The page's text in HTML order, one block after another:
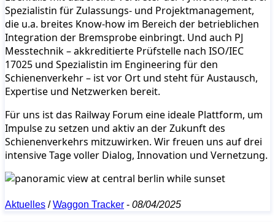
Spezialistin für Zulassungs- und Projektmanagement,
die u.a. breites Know-how im Bereich der betrieblichen
Integration der Bremsprobe einbringt. Und auch PJ
Messtechnik – akkreditierte Prüfstelle nach ISO/IEC
17025 und Spezialistin im Engineering für den
Schienenverkehr – ist vor Ort und steht für Austausch,
Expertise und Netzwerken bereit.
Für uns ist das Railway Forum eine ideale Plattform, um
Impulse zu setzen und aktiv an der Zukunft des
Schienenverkehrs mitzuwirken. Wir freuen uns auf drei
intensive Tage voller Dialog, Innovation und Vernetzung.
Aktuelles /Waggon Tracker - 08/04/2025